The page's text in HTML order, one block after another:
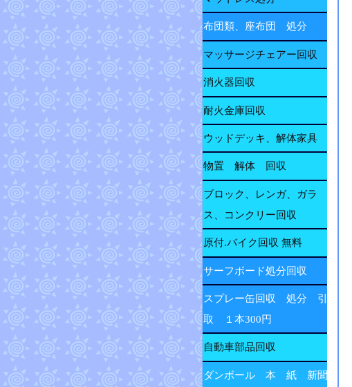
布団類、座布団 処分
マッサージチェアー回収
消火器回収
耐火金庫回収
ウッドデッキ、解体家具
物置 解体 回収
ブロック、レンガ、ガラ
ス、コンクリー回収
原付.バイク回収 無料
サーフボード処分回収
スプレー缶回収 処分 引
取 １本300円
自動車部品回収
ダンボール 本 紙 新聞